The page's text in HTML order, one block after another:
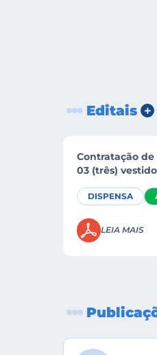
Editais
Contratação
03 (três)
2026,
DISPENSA
LEIA MAIS